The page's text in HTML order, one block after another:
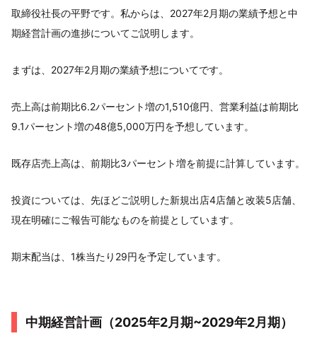
取締役社長の平野です。私からは、2027年2月期の業績予想と中
期経営計画の進捗についてご説明します。
まずは、2027年2月期の業績予想についてです。
売上高は前期比6.2パーセント増の1,510億円、営業利益は前期比
9.1パーセント増の48億5,000万円を予想しています。
既存店売上高は、前期比3パーセント増を前提に計算しています。
投資については、先ほどご説明した新規出店4店舗と改装5店舗、
現在明確にご報告可能なものを前提としています。
期末配当は、1株当たり29円を予定しています。
中期経営計画（2025年2月期~2029年2月期）